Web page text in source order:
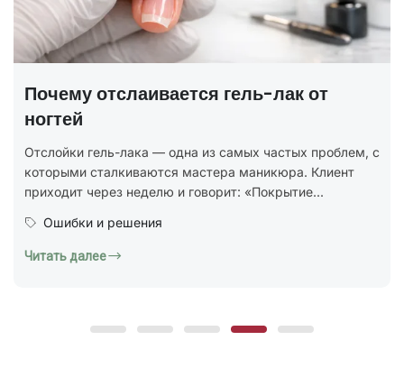
ГОСТ на маникюр Р 72319-2025 —
В 2025 году был утверждён новый национальный
стандарт ГОСТ Р 72319-2025 «Услуги бытовые.
Ногтевой сервис. Карты типовых технологических
процессов. Общие...
Юридическая грамотность